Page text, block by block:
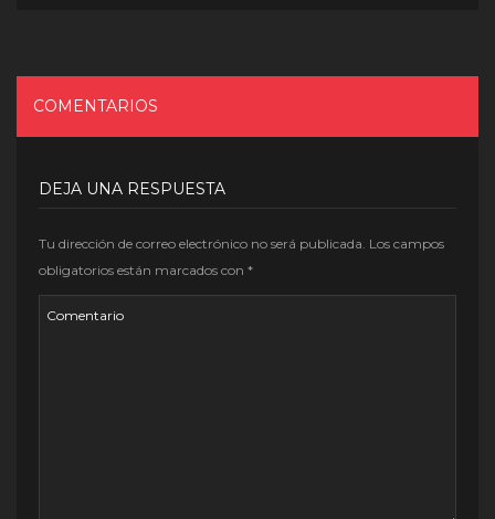
COMENTARIOS
DEJA UNA RESPUESTA
Tu dirección de correo electrónico no será publicada. Los campos
obligatorios están marcados con *